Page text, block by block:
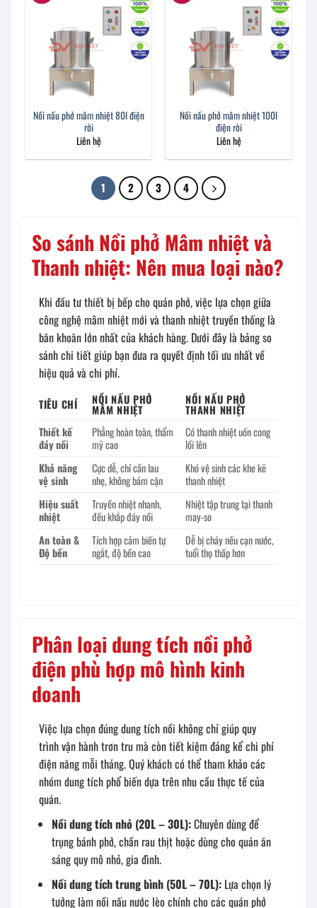
Nồi nấu phở mâm nhiệt 80l điện
rời
Liên hệ
Nồi nấu phở mâm nhiệt 100l
điện rời
Liên hệ
1 2 3 4
So sánh Nồi phở Mâm nhiệt và
Thanh nhiệt: Nên mua loại nào?
Khi đầu tư thiết bị bếp cho quán phở, việc lựa chọn giữa
công nghệ mâm nhiệt mới và thanh nhiệt truyền thống là
băn khoăn lớn nhất của khách hàng. Dưới đây là bảng so
sánh chi tiết giúp bạn đưa ra quyết định tối ưu nhất về
hiệu quả và chi phí.
TIÊU CHÍ NỒI NẤU PHỞ
MÂM NHIỆT
NỒI NẤU PHỞ
THANH NHIỆT
Thiết kế
đáy nồi
Phẳng hoàn toàn, thẩm
mỹ cao
Có thanh nhiệt uốn cong
lồi lên
Khả năng
vệ sinh
Cực dễ, chỉ cần lau
nhẹ, không bám cặn
Khó vệ sinh các khe kẽ
thanh nhiệt
Hiệu suất
nhiệt
Truyền nhiệt nhanh,
đều khắp đáy nồi
Nhiệt tập trung tại thanh
may-so
An toàn &
Độ bền
Tích hợp cảm biến tự
ngắt, độ bền cao
Dễ bị cháy nếu cạn nước,
tuổi thọ thấp hơn
Phân loại dung tích nồi phở
điện phù hợp mô hình kinh
doanh
Việc lựa chọn đúng dung tích nồi không chỉ giúp quy
trình vận hành trơn tru mà còn tiết kiệm đáng kể chi phí
điện năng mỗi tháng. Quý khách có thể tham khảo các
nhóm dung tích phổ biến dựa trên nhu cầu thực tế của
quán.
Nồi dung tích nhỏ (20L – 30L):Chuyên dùng để
trụng bánh phở, chần rau thịt hoặc dùng cho quán ăn
sáng quy mô nhỏ, gia đình.
Nồi dung tích trung bình (50L – 70L): Lựa chọn lý
tưởng làm nồi nấu nước lèo chính cho các quán phở